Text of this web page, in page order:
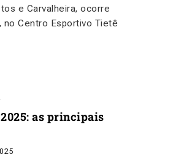
e Carvalheira, ocorre
no Centro Esportivo Tietê
as principais